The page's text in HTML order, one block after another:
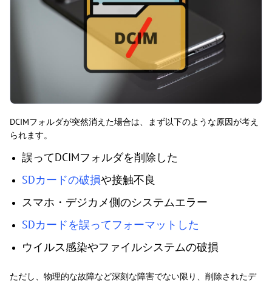
DCIMフォルダが突然消えた場合は、まず以下のような原因が考え
られます。
誤ってDCIMフォルダを削除した
SDカードの破損や接触不良
スマホ・デジカメ側のシステムエラー
SDカードを誤ってフォーマットした
ウイルス感染やファイルシステムの破損
ただし、物理的な故障など深刻な障害でない限り、削除されたデ